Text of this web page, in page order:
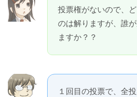
投票権がないので、
のは解りますが、誰
ますか？？
１回目の投票で、全